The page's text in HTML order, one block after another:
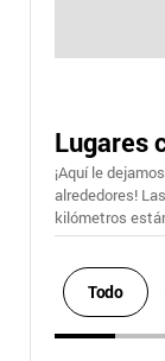
Lugares
¡Aquí le
alrededores!
kilómetros
Todo